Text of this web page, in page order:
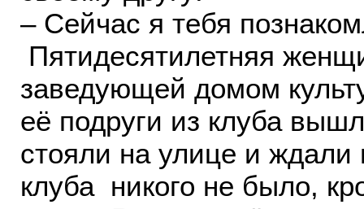
– Сейчас я тебя
Пятидесятилетняя
заведующей домом
её подруги из клуба
стояли на улице и
клуба никого не было,